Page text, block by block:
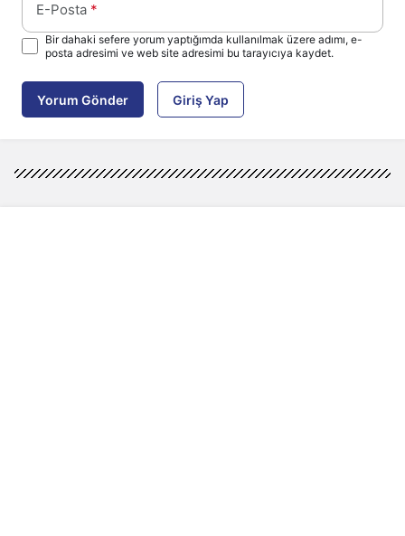
E-Posta *
Bir dahaki sefere yorum yaptığımda kullanılmak üzere adımı, e-
posta adresimi ve web site adresimi bu tarayıcıya kaydet.
Yorum Gönder Giriş Yap